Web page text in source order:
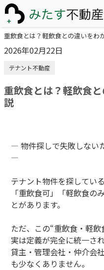
重飲食とは？軽飲食との違いをわ
2026年02月22日
テナント不動産
重飲食とは？軽飲食
説
— 物件探しで失敗しない
—
テナント物件を探している
「重飲食可」「軽飲食の
とがあります。
ただ、この“重飲食・軽飲
実は定義が完全に統一さ
貸主・管理会社・仲介会
も少なくありません。